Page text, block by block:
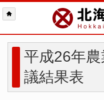
平成26年
議結果表